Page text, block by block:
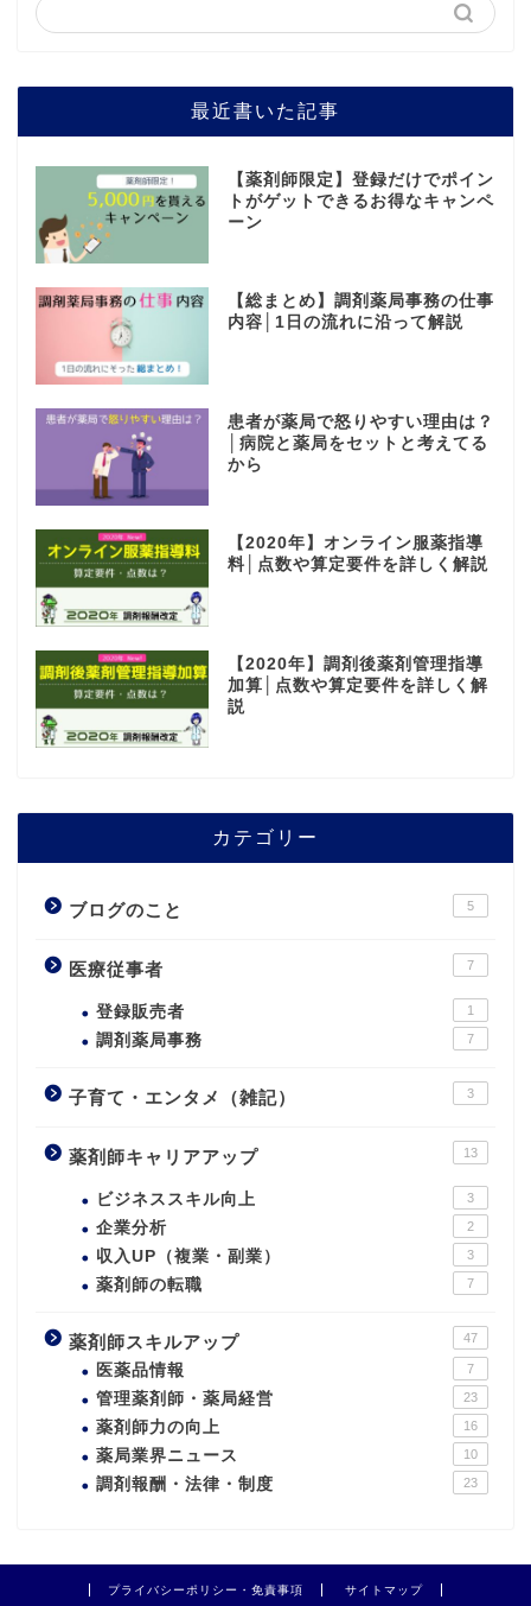
最近書いた記事
【薬剤師限定】登録だけでポイン
トがゲットできるお得なキャンペ
ーン
【総まとめ】調剤薬局事務の仕事
内容│1日の流れに沿って解説
患者が薬局で怒りやすい理由は？
│病院と薬局をセットと考えてる
から
【2020年】オンライン服薬指導
料│点数や算定要件を詳しく解説
【2020年】調剤後薬剤管理指導
加算│点数や算定要件を詳しく解
説
カテゴリー
ブログのこと 5
医療従事者 7
登録販売者 1
調剤薬局事務 7
子育て・エンタメ（雑記） 3
薬剤師キャリアアップ 13
ビジネススキル向上 3
企業分析 2
収入UP（複業・副業） 3
薬剤師の転職 7
薬剤師スキルアップ 47
医薬品情報 7
管理薬剤師・薬局経営 23
薬剤師力の向上 16
薬局業界ニュース 10
調剤報酬・法律・制度 23
プライバシーポリシー・免責事項 サイトマップ